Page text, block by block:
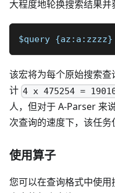
大程度地轮换搜索结果并
$query {az:a:zzzz}
该宏将为每个原始搜索查
计 4 x 475254 =
人，但对于 A-Parser 来
次查询的速度下，该任务
使用算子
您可以在查询格式中使